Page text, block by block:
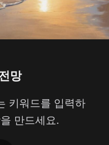
망
키워드를 입력하
만드세요.